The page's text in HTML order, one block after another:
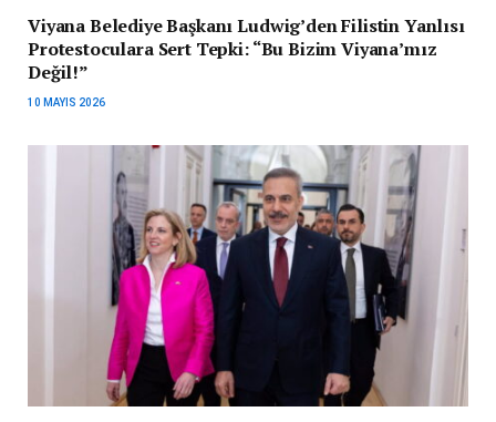
Viyana Belediye Başkanı Ludwig’den Filistin Yanlısı
Protestoculara Sert Tepki: “Bu Bizim Viyana’mız
Değil!”
10 MAYIS 2026